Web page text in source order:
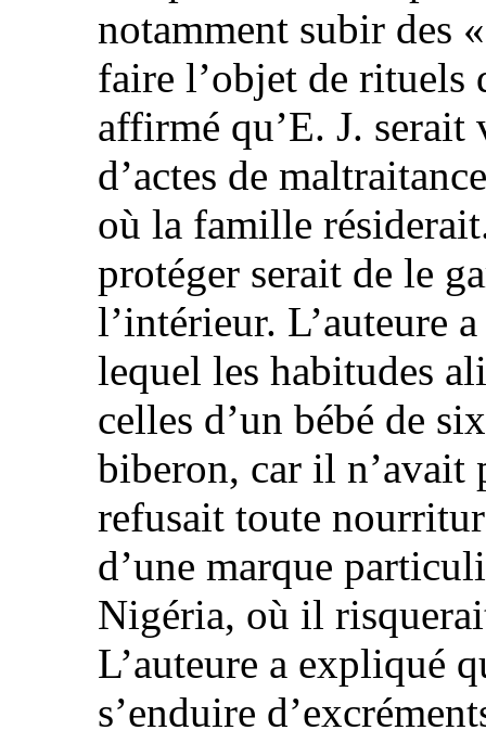
notamment subir des
faire l’objet de rituels
affirmé qu’E. J.
d’actes de
où la famille
protéger serait de le
l’intérieur. L’auteure
lequel les habitudes
celles d’un bébé de
biberon, car il n’avait
refusait toute
d’une marque
Nigéria, où il
L’auteure a expliqué
s’enduire